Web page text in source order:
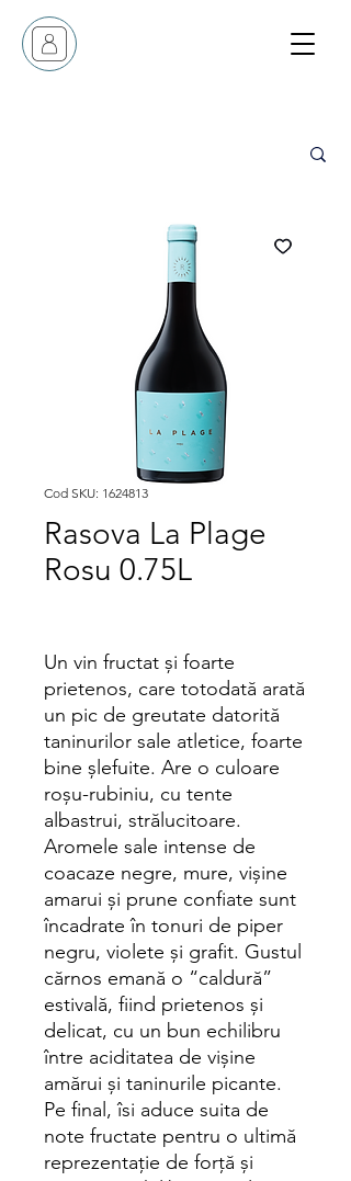
Cod SKU: 1624813
Rasova La Plage
Rosu 0.75L
Un vin fructat și foarte
prietenos, care totodată arată
un pic de greutate datorită
taninurilor sale atletice, foarte
bine șlefuite. Are o culoare
roșu-rubiniu, cu tente
albastrui, strălucitoare.
Aromele sale intense de
coacaze negre, mure, vișine
amarui și prune confiate sunt
încadrate în tonuri de piper
negru, violete și grafit. Gustul
cărnos emană o “caldură”
estivală, fiind prietenos și
delicat, cu un bun echilibru
între aciditatea de vișine
amărui și taninurile picante.
Pe final, îsi aduce suita de
note fructate pentru o ultimă
reprezentație de forță și